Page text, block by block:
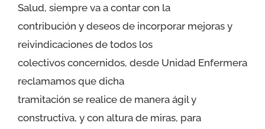
Salud, siempre va a contar con la
contribución y deseos de incorporar mejoras y
reivindicaciones de todos los
colectivos concernidos, desde Unidad Enfermera
reclamamos que dicha
tramitación se realice de manera ágil y
constructiva, y con altura de miras, para